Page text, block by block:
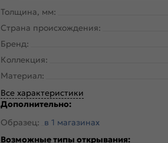
Толщина, мм:
Страна происхождения:
Бренд:
Коллекция:
Материал:
Все характеристики
Дополнительно:
Образец: в 1 магазинах
Возможные типы открывания: